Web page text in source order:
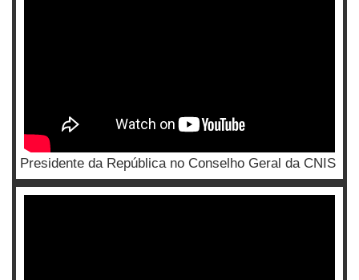
Presidente da República no Conselho Geral da CNIS